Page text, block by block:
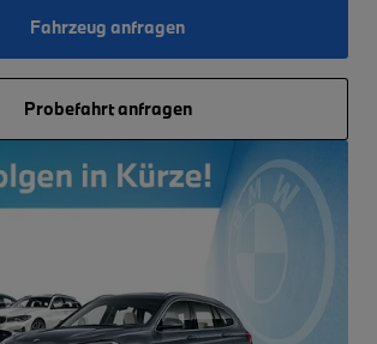
Fahrzeug anfragen
Probefahrt anfragen